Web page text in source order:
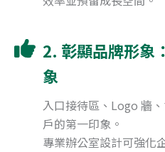
2. 彰顯品牌形象
象
入口接待區、Logo 牆
戶的第一印象。
專業辦公室設計可強化